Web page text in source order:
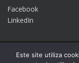
Facebook
LinkedIn
QUEM
Este site utiliza